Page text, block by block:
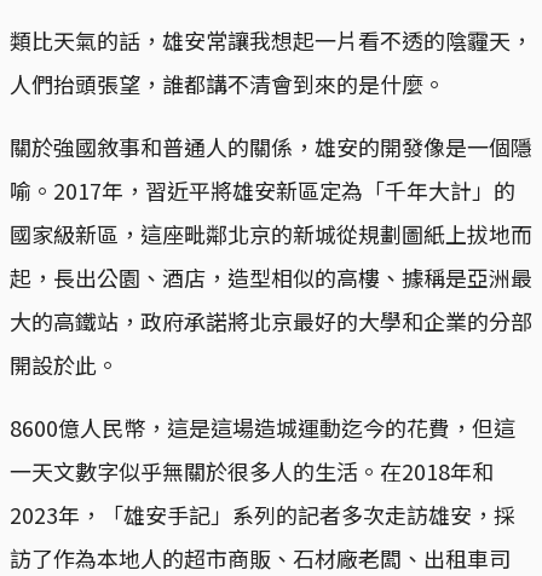
類比天氣的話，雄安常讓我想起一片看不透的陰霾天，
人們抬頭張望，誰都講不清會到來的是什麼。
關於強國敘事和普通人的關係，雄安的開發像是一個隱
喻。2017年，習近平將雄安新區定為「千年大計」的
國家級新區，這座毗鄰北京的新城從規劃圖紙上拔地而
起，長出公園、酒店，造型相似的高樓、據稱是亞洲最
大的高鐵站，政府承諾將北京最好的大學和企業的分部
開設於此。
8600億人民幣，這是這場造城運動迄今的花費，但這
一天文數字似乎無關於很多人的生活。在2018年和
2023年，「雄安手記」系列的記者多次走訪雄安，採
訪了作為本地人的超市商販、石材廠老闆、出租車司